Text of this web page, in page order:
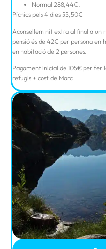
Normal 288,44€.
Pícnics pels 4 dies 55,50€
Aconsellem nit extra al final a un
pensió és de 42€ per persona en
en habitació de 2 persones.
Pagament inicial de 105€ per fer
refugis + cost de Marc